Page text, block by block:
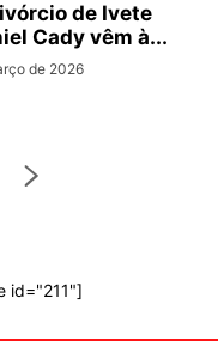
de Ivete
Cady vêm à...
de 2026
id="211"]